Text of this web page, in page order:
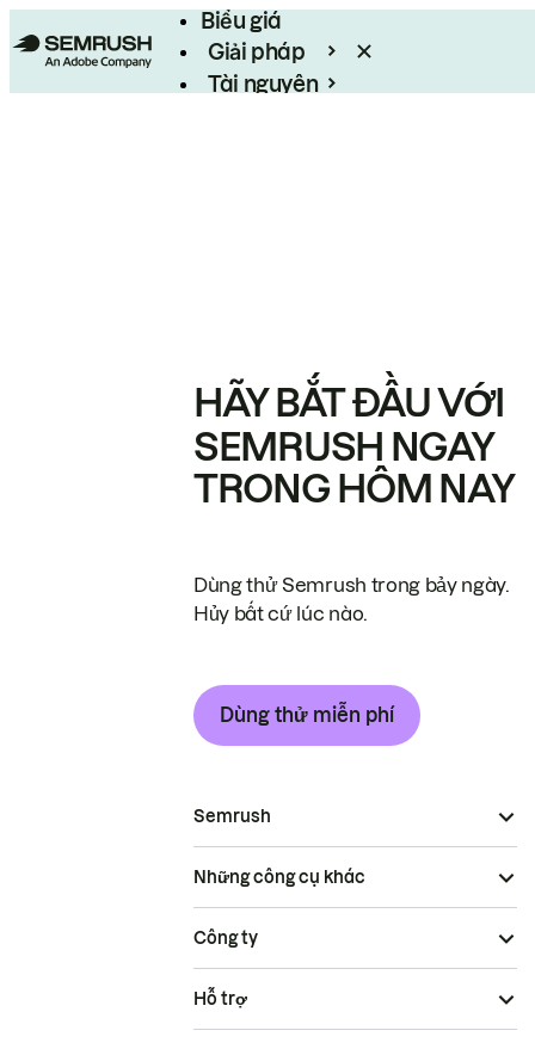
Biểu giá
Giải pháp
Tài nguyên
HÃY BẮT ĐẦU VỚI
SEMRUSH NGAY
TRONG HÔM NAY
Dùng thử Semrush trong bảy ngày.
Hủy bất cứ lúc nào.
Dùng thử miễn phí
Semrush
Những công cụ khác
Công ty
Hỗ trợ